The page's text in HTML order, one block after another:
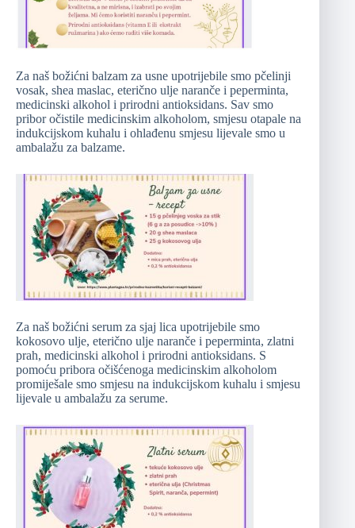
Za naš božićni balzam za usne upotrijebile smo pčelinji
vosak, shea maslac, eterično ulje naranče i peperminta,
medicinski alkohol i prirodni antioksidans. Sav smo
pribor očistile medicinskim alkoholom, smjesu otapale na
indukcijskom kuhalu i ohlađenu smjesu lijevale smo u
ambalažu za balzame.
Za naš božićni serum za sjaj lica upotrijebile smo
kokosovo ulje, eterično ulje naranče i peperminta, zlatni
prah, medicinski alkohol i prirodni antioksidans. S
pomoću pribora očišćenoga medicinskim alkoholom
promiješale smo smjesu na indukcijskom kuhalu i smjesu
lijevale u ambalažu za serume.